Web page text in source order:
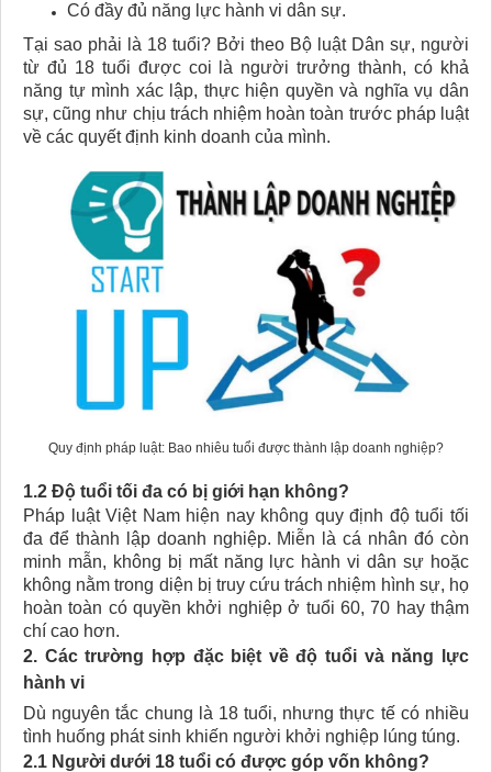
Có đầy đủ năng lực hành vi dân sự.
Tại sao phải là 18 tuổi? Bởi theo Bộ luật Dân sự, người
từ đủ 18 tuổi được coi là người trưởng thành, có khả
năng tự mình xác lập, thực hiện quyền và nghĩa vụ dân
sự, cũng như chịu trách nhiệm hoàn toàn trước pháp luật
về các quyết định kinh doanh của mình.
Quy định pháp luật: Bao nhiêu tuổi được thành lập doanh nghiệp?
1.2 Độ tuổi tối đa có bị giới hạn không?
Pháp luật Việt Nam hiện nay không quy định độ tuổi tối
đa để thành lập doanh nghiệp. Miễn là cá nhân đó còn
minh mẫn, không bị mất năng lực hành vi dân sự hoặc
không nằm trong diện bị truy cứu trách nhiệm hình sự, họ
hoàn toàn có quyền khởi nghiệp ở tuổi 60, 70 hay thậm
chí cao hơn.
2. Các trường hợp đặc biệt về độ tuổi và năng lực
hành vi
Dù nguyên tắc chung là 18 tuổi, nhưng thực tế có nhiều
tình huống phát sinh khiến người khởi nghiệp lúng túng.
2.1 Người dưới 18 tuổi có được góp vốn không?